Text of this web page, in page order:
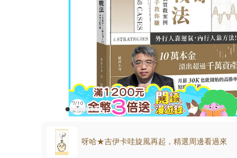
呀哈★吉伊卡哇旋風再起，精選周邊看過來